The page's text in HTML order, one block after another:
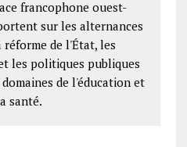
francophone ouest-
sur les alternances
réforme de l'État, les
les politiques publiques
de l'éducation et
santé.